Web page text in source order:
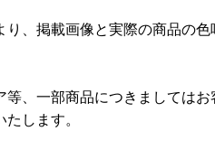
、掲載画像と実際の商品の
、一部商品につきましては
します。